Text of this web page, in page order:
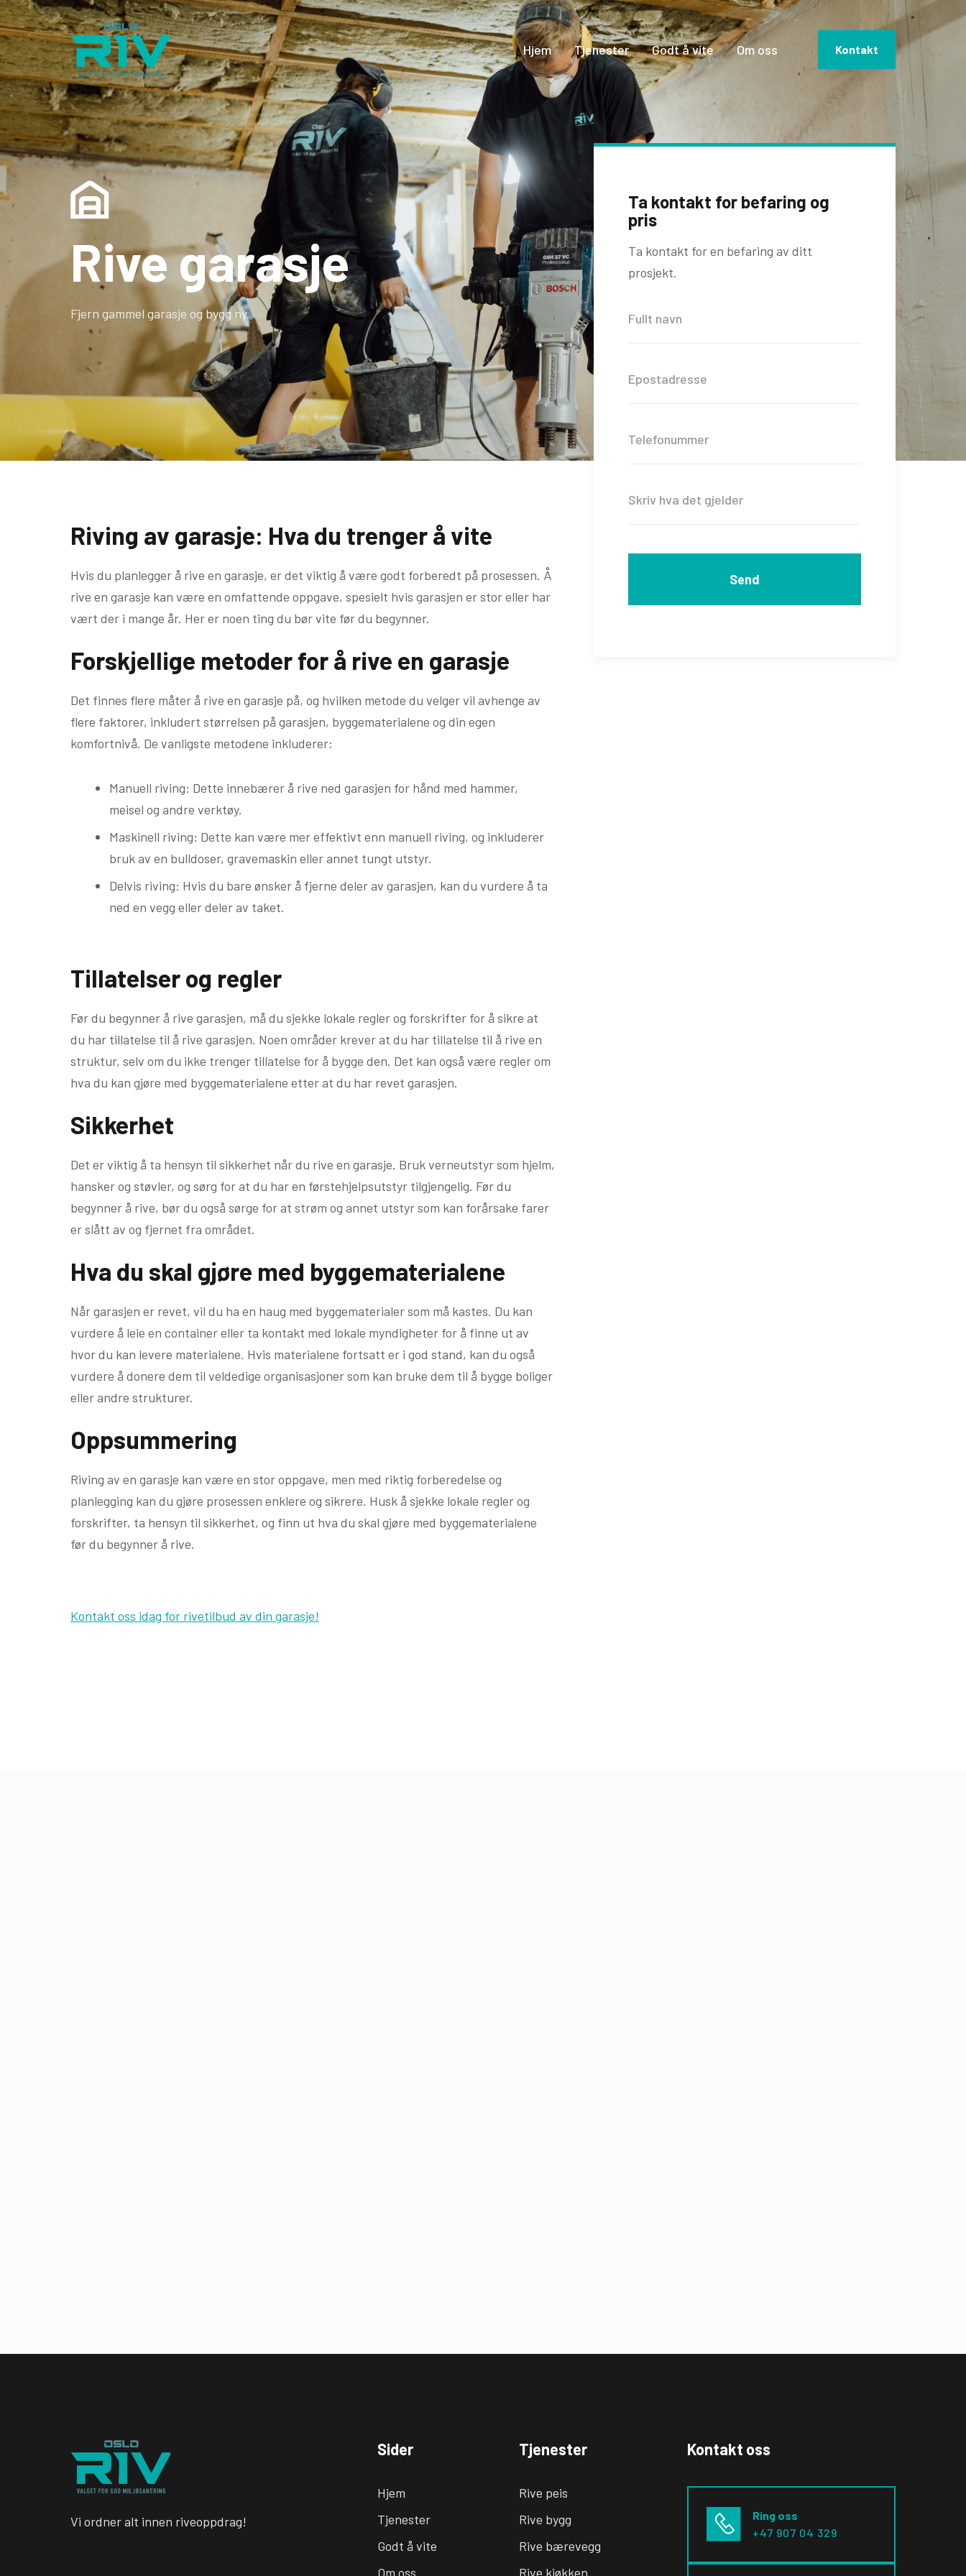
Hjem Tjenester Godt å vite Om oss Kontakt
Rive garasje
Fjern gammel garasje og bygg ny.
Riving av garasje: Hva du trenger å vite
Hvis du planlegger å rive en garasje, er det viktig å være godt forberedt på prosessen. Å
rive en garasje kan være en omfattende oppgave, spesielt hvis garasjen er stor eller har
vært der i mange år. Her er noen ting du bør vite før du begynner.
Forskjellige metoder for å rive en garasje
Det finnes flere måter å rive en garasje på, og hvilken metode du velger vil avhenge av
flere faktorer, inkludert størrelsen på garasjen, byggematerialene og din egen
komfortnivå. De vanligste metodene inkluderer:
Manuell riving: Dette innebærer å rive ned garasjen for hånd med hammer,
meisel og andre verktøy.
Maskinell riving: Dette kan være mer effektivt enn manuell riving, og inkluderer
bruk av en bulldoser, gravemaskin eller annet tungt utstyr.
Delvis riving: Hvis du bare ønsker å fjerne deler av garasjen, kan du vurdere å ta
ned en vegg eller deler av taket.
Tillatelser og regler
Før du begynner å rive garasjen, må du sjekke lokale regler og forskrifter for å sikre at
du har tillatelse til å rive garasjen. Noen områder krever at du har tillatelse til å rive en
struktur, selv om du ikke trenger tillatelse for å bygge den. Det kan også være regler om
hva du kan gjøre med byggematerialene etter at du har revet garasjen.
Sikkerhet
Det er viktig å ta hensyn til sikkerhet når du rive en garasje. Bruk verneutstyr som hjelm,
hansker og støvler, og sørg for at du har en førstehjelpsutstyr tilgjengelig. Før du
begynner å rive, bør du også sørge for at strøm og annet utstyr som kan forårsake farer
er slått av og fjernet fra området.
Hva du skal gjøre med byggematerialene
Når garasjen er revet, vil du ha en haug med byggematerialer som må kastes. Du kan
vurdere å leie en container eller ta kontakt med lokale myndigheter for å finne ut av
hvor du kan levere materialene. Hvis materialene fortsatt er i god stand, kan du også
vurdere å donere dem til veldedige organisasjoner som kan bruke dem til å bygge boliger
eller andre strukturer.
Oppsummering
Riving av en garasje kan være en stor oppgave, men med riktig forberedelse og
planlegging kan du gjøre prosessen enklere og sikrere. Husk å sjekke lokale regler og
forskrifter, ta hensyn til sikkerhet, og finn ut hva du skal gjøre med byggematerialene
før du begynner å rive.
Kontakt oss idag for rivetilbud av din garasje!
Ta kontakt for befaring og
pris
Ta kontakt for en befaring av ditt
prosjekt.
Vi ordner alt innen riveoppdrag!
Sider
Hjem
Tjenester
Godt å vite
Om oss
Tjenester
Rive peis
Rive bygg
Rive bærevegg
Rive kjøkken
Kontakt oss
Ring oss
+47 907 04 329